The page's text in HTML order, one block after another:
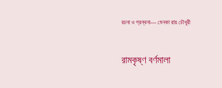
রচনা ও গ্রন্থনা--- মেনকা রায় চৌধূরী
রামকৃষ্ণ বর্ণমালা